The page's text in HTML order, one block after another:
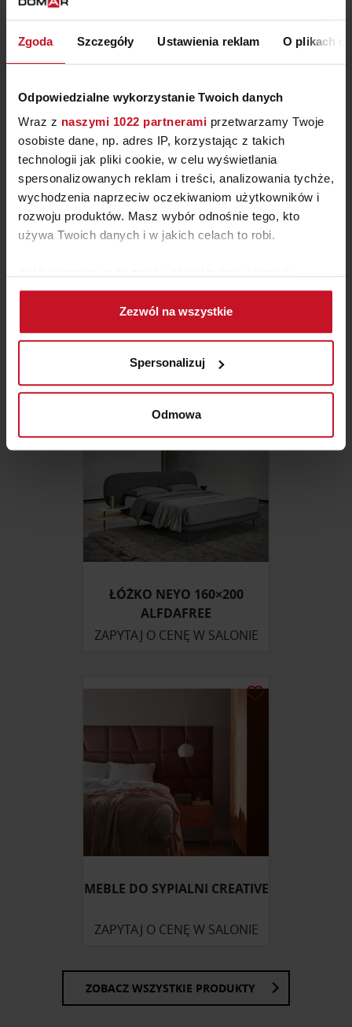
Zgoda Szczegóły Ustawienia reklam O plikach
Odpowiedzialne wykorzystanie Twoich danych
Wraz z naszymi 1022 partnerami przetwarzamy Twoje
osobiste dane, np. adres IP, korzystając z takich
technologii jak pliki cookie, w celu wyświetlania
spersonalizowanych reklam i treści, analizowania tychże,
wychodzenia naprzeciw oczekiwaniom użytkowników i
rozwoju produktów. Masz wybór odnośnie tego, kto
używa Twoich danych i w jakich celach to robi.
Gromadzić dane dotyczące Twojej lokalizacji
geograficznej z dokładnością nawet do kilku metrów
Identyfikować Twoje urządzenie, aktywnie
(fingerprinting, czyli wirtualny odcisk palca)
Dowiedz się więcej odnośnie tego, jak Twoje osobiste
dane są przetwarzane oraz ustaw własne preferencje w
zmienić lub wycofać swoją zgodę w dowolnej chwili.
Wykorzystujemy pliki cookie do spersonalizowania treści
i reklam, aby oferować funkcje społecznościowe i
analizować ruch w naszej witrynie. Informacje o tym, jak
korzystasz z naszej witryny, udostępniamy partnerom
społecznościowym, reklamowym i analitycznym.
otrzymanymi od Ciebie lub uzyskanymi podczas
korzystania z ich usług.
Zezwól na wszystkie
Spersonalizuj
Odmowa
ZAPYTAJ O CENĘ W SALONIE
ZAPYTAJ O CENĘ W SALONIE
ŁÓŻKO NEYO 160×200
ALFDAFREE
ZAPYTAJ O CENĘ W SALONIE
MEBLE DO SYPIALNI CREATIVE
ZAPYTAJ O CENĘ W SALONIE
ZOBACZ WSZYSTKIE PRODUKTY